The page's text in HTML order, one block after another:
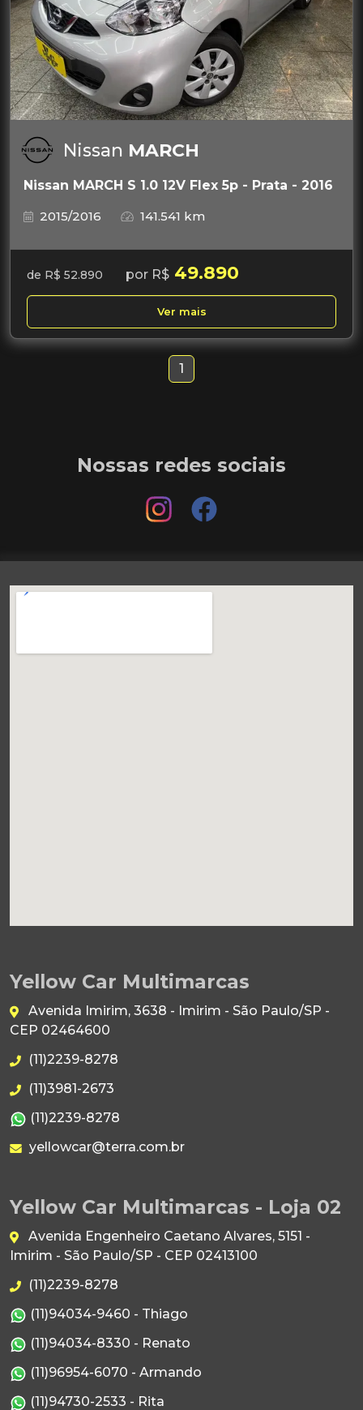
Nissan MARCH
Nissan MARCH S 1.0 12V Flex 5p - Prata - 2016
2015/2016
141.541 km
de R$ 52.890 por R$ 49.890
Ver mais
1
Nossas redes sociais
Yellow Car Multimarcas
Avenida Imirim, 3638 - Imirim - São Paulo/SP -
CEP 02464600
(11)2239-8278
(11)3981-2673
(11)2239-8278
yellowcar@terra.com.br
Yellow Car Multimarcas - Loja 02
Avenida Engenheiro Caetano Alvares, 5151 -
Imirim - São Paulo/SP - CEP 02413100
(11)2239-8278
(11)94034-9460 - Thiago
(11)94034-8330 - Renato
(11)96954-6070 - Armando
(11)94730-2533 - Rita